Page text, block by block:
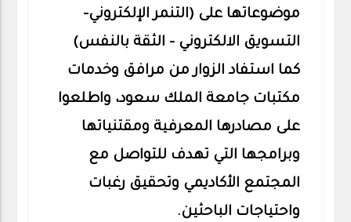
موضوعاتها على (التنمر الإلكتروني-
التسويق الالكتروني – الثقة بالنفس)
كما استفاد الزوار من مرافق وخدمات
مكتبات جامعة الملك سعود، واطلعوا
على مصادرها المعرفية ومقتنياتها
وبرامجها التي تهدف للتواصل مع
المجتمع الأكاديمي وتحقيق رغبات
واحتياجات الباحثين.